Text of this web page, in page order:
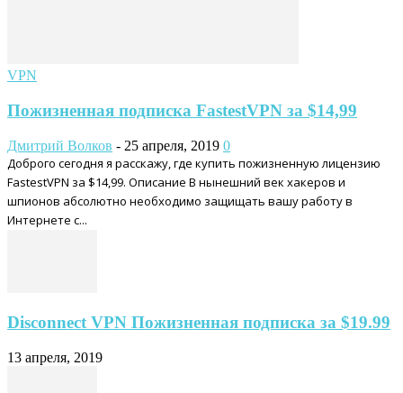
VPN
Пожизненная подписка FastestVPN за $14,99
Дмитрий Волков - 25 апреля, 2019 0
Доброго сегодня я расскажу, где купить пожизненную лицензию
FastestVPN за $14,99. Описание В нынешний век хакеров и
шпионов абсолютно необходимо защищать вашу работу в
Интернете с...
Disconnect VPN Пожизненная подписка за $19.99
13 апреля, 2019